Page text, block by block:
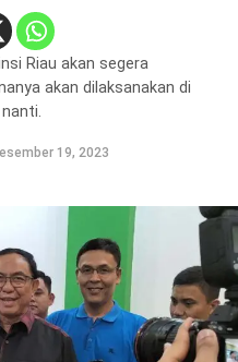
Riau akan segera
akan dilaksanakan di
19, 2023